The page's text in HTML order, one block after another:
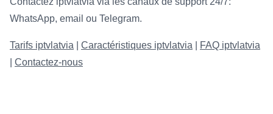
WhatsApp, email ou Telegram.
Tarifs iptvlatvia Caractéristiques iptvlatvia
FAQ iptvlatvia
Contactez-nous